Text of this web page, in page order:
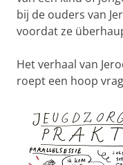
bij de ouders van
voordat ze
Het verhaal van
roept een hoop